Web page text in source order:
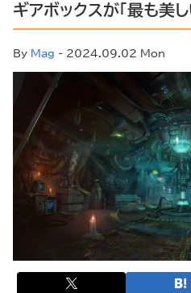
ギアボックスが「最も美
By Mag - 2024.09.02 Mon